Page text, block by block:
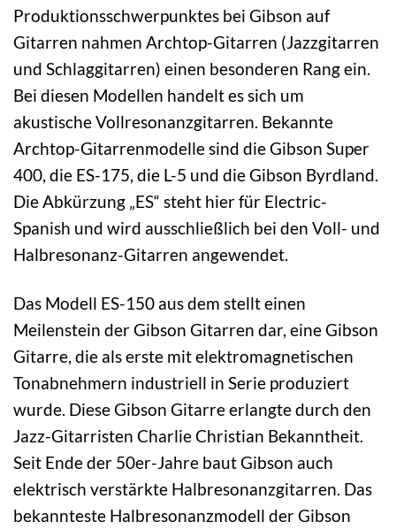
Produktionsschwerpunktes bei Gibson auf
Gitarren nahmen Archtop-Gitarren (Jazzgitarren
und Schlaggitarren) einen besonderen Rang ein.
Bei diesen Modellen handelt es sich um
akustische Vollresonanzgitarren. Bekannte
Archtop-Gitarrenmodelle sind die Gibson Super
400, die ES-175, die L-5 und die Gibson Byrdland.
Die Abkürzung „ES“ steht hier für Electric-
Spanish und wird ausschließlich bei den Voll- und
Halbresonanz-Gitarren angewendet.
Das Modell ES-150 aus dem stellt einen
Meilenstein der Gibson Gitarren dar, eine Gibson
Gitarre, die als erste mit elektromagnetischen
Tonabnehmern industriell in Serie produziert
wurde. Diese Gibson Gitarre erlangte durch den
Jazz-Gitarristen Charlie Christian Bekanntheit.
Seit Ende der 50er-Jahre baut Gibson auch
elektrisch verstärkte Halbresonanzgitarren. Das
bekannteste Halbresonanzmodell der Gibson